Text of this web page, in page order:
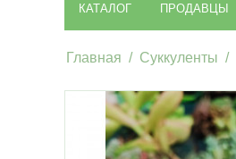
КАТАЛОГ ПРОДАВЦЫ
Главная / Суккуленты /